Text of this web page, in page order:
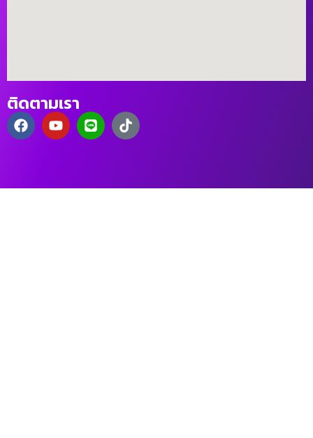
ติดตามเรา